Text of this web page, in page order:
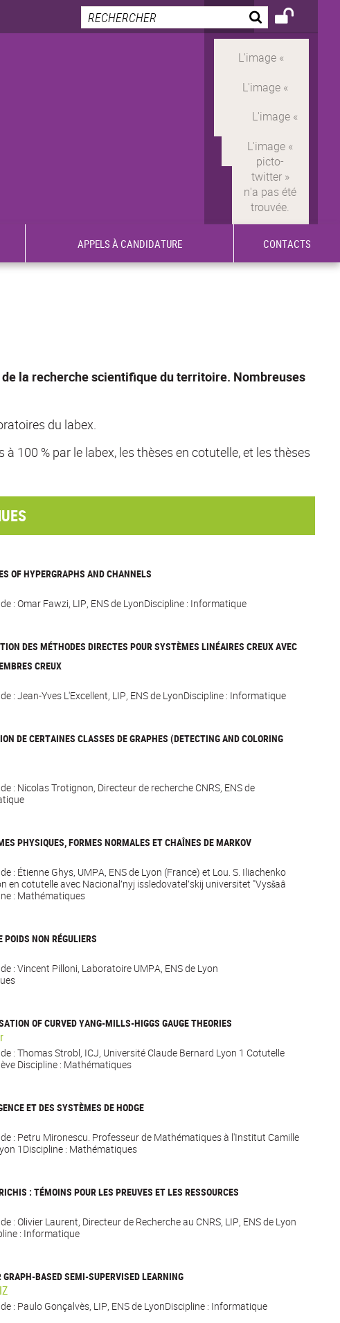
APPELS À CANDIDATURE CONTACTS
la recherche scientifique du territoire. Nombreuses
du labex.
100 % par le labex, les thèses en cotutelle, et les thèses
OF HYPERGRAPHS AND CHANNELS
: Omar Fawzi, LIP, ENS de LyonDiscipline : Informatique
DES MÉTHODES DIRECTES POUR SYSTÈMES LINÉAIRES CREUX AVEC
CREUX
: Jean-Yves L'Excellent, LIP, ENS de LyonDiscipline : Informatique
DE CERTAINES CLASSES DE GRAPHES (DETECTING AND COLORING
: Nicolas Trotignon, Directeur de recherche CNRS, ENS de
PHYSIQUES, FORMES NORMALES ET CHAÎNES DE MARKOV
: Étienne Ghys, UMPA, ENS de Lyon (France) et Lou. S. Iliachenko
en cotutelle avec Nacionalʹnyj issledovatelʹskij universitet "Vysšaâ
: Mathématiques
POIDS NON RÉGULIERS
: Vincent Pilloni, Laboratoire UMPA, ENS de Lyon
OF CURVED YANG-MILLS-HIGGS GAUGE THEORIES
: Thomas Strobl, ICJ, Université Claude Bernard Lyon 1 Cotutelle
Discipline : Mathématiques
ET DES SYSTÈMES DE HODGE
: Petru Mironescu. Professeur de Mathématiques à l'Institut Camille
1Discipline : Mathématiques
: TÉMOINS POUR LES PREUVES ET LES RESSOURCES
: Olivier Laurent, Directeur de Recherche au CNRS, LIP, ENS de Lyon
: Informatique
GRAPH-BASED SEMI-SUPERVISED LEARNING
: Paulo Gonçalvès, LIP, ENS de LyonDiscipline : Informatique